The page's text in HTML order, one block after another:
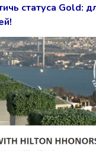
статуса Gold: